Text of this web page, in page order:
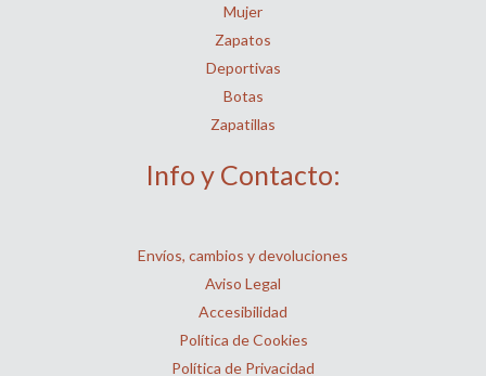
Mujer
Zapatos
Deportivas
Botas
Zapatillas
Info y Contacto:
Envíos, cambios y devoluciones
Aviso Legal
Accesibilidad
Política de Cookies
Política de Privacidad